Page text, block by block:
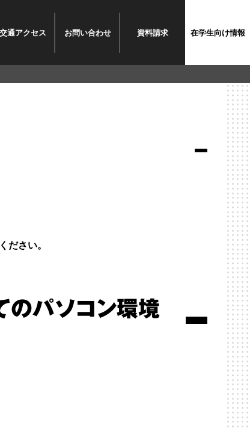
交通アクセス お問い合わせ 資料請求 在学生向け情報
さい。
のパソコン環境